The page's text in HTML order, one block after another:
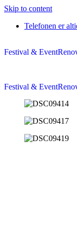
Skip to content
Telefonen er
Festival & Event
Festival & Event